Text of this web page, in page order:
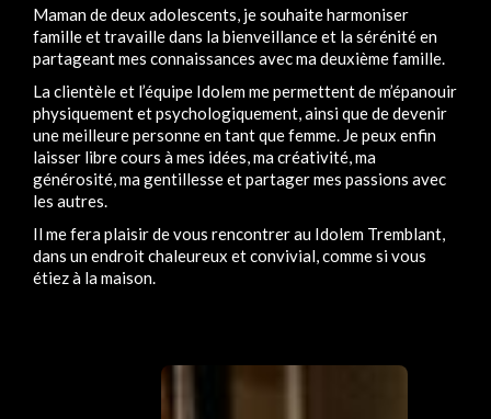
Maman de deux adolescents, je souhaite harmoniser
famille et travaille dans la bienveillance et la sérénité en
partageant mes connaissances avec ma deuxième famille.
La clientèle et l’équipe Idolem me permettent de m’épanouir
physiquement et psychologiquement, ainsi que de devenir
une meilleure personne en tant que femme. Je peux enfin
laisser libre cours à mes idées, ma créativité, ma
générosité, ma gentillesse et partager mes passions avec
les autres.
Il me fera plaisir de vous rencontrer au Idolem Tremblant,
dans un endroit chaleureux et convivial, comme si vous
étiez à la maison.